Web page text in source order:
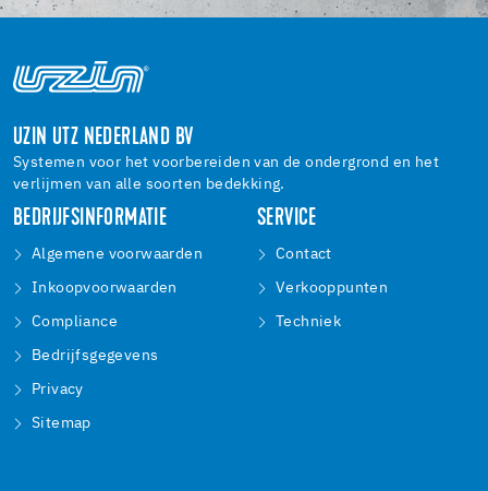
UZIN UTZ NEDERLAND BV
Systemen voor het voorbereiden van de ondergrond en het
verlijmen van alle soorten bedekking.
BEDRIJFSINFORMATIE
Algemene voorwaarden
Inkoopvoorwaarden
Compliance
Bedrijfsgegevens
Privacy
Sitemap
SERVICE
Contact
Verkooppunten
Techniek